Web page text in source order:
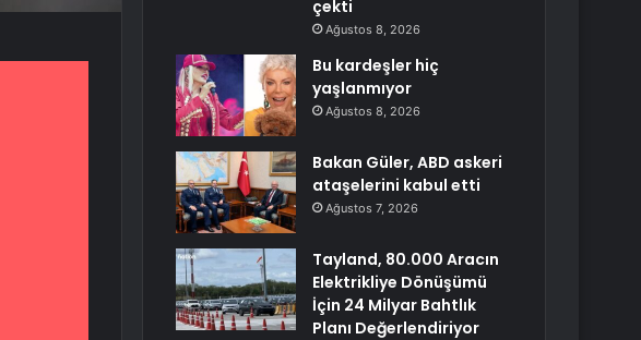
çekti
Ağustos 8, 2026
Bu kardeşler hiç
yaşlanmıyor
Ağustos 8, 2026
Bakan Güler, ABD askeri
ataşelerini kabul etti
Ağustos 7, 2026
Tayland, 80.000 Aracın
Elektrikliye Dönüşümü
İçin 24 Milyar Bahtlık
Planı Değerlendiriyor